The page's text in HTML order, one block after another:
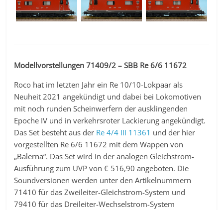
Modellvorstellungen 71409/2 – SBB Re 6/6 11672
Roco hat im letzten Jahr ein Re 10/10-Lokpaar als
Neuheit 2021 angekündigt und dabei bei Lokomotiven
mit noch runden Scheinwerfern der ausklingenden
Epoche IV und in verkehrsroter Lackierung angekündigt.
Das Set besteht aus der Re 4/4 III 11361 und der hier
vorgestellten Re 6/6 11672 mit dem Wappen von
„Balerna“. Das Set wird in der analogen Gleichstrom-
Ausführung zum UVP von € 516,90 angeboten. Die
Soundversionen werden unter den Artikelnummern
71410 für das Zweileiter-Gleichstrom-System und
79410 für das Dreileiter-Wechselstrom-System